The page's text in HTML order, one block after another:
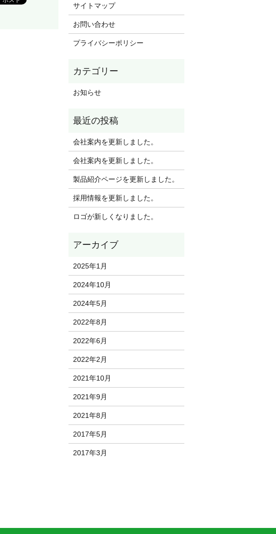
サイトマップ
お問い合わせ
プライバシーポリシー
お知らせ
会社案内を更新しました。
会社案内を更新しました。
製品紹介ページを更新しました。
採用情報を更新しました。
ロゴが新しくなりました。
2025年1月
2024年10月
2024年5月
2022年8月
2022年6月
2022年2月
2021年10月
2021年9月
2021年8月
2017年5月
2017年3月